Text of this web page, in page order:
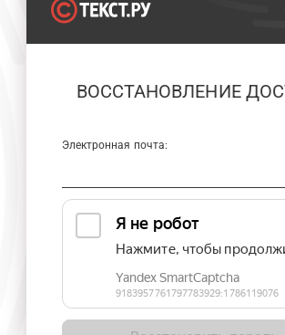
ВОССТАНОВЛЕНИЕ
Электронная почта: